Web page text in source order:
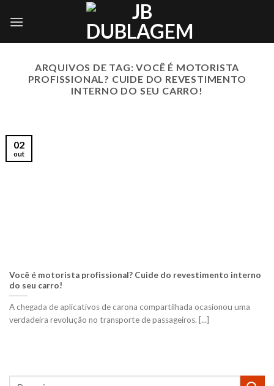
ARQUIVOS DE TAG:VOCÊ É MOTORISTA
PROFISSIONAL? CUIDE DO REVESTIMENTO
INTERNO DO SEU CARRO!
Você é motorista profissional? Cuide do revestimento interno
do seu carro!
A chegada de aplicativos de carona compartilhada ocasionou uma
verdadeira revolução no transporte de passageiros. [...]
02
out